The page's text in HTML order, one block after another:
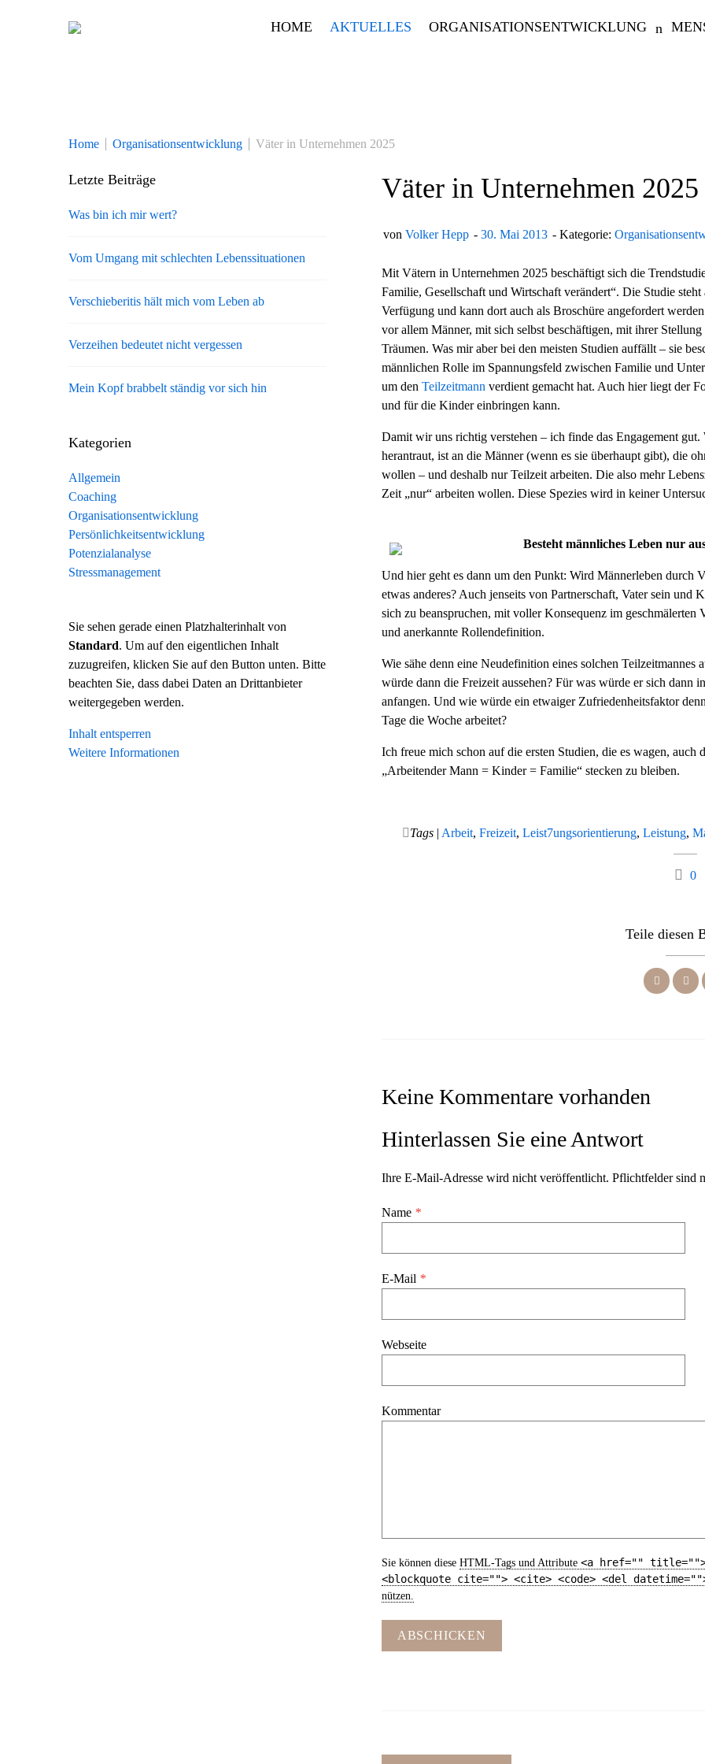
HOME AKTUELLES ORGANISATIONSENTWICKLUNG
Home Organisationsentwicklung Väter in Unternehmen 2025
Väter in Unternehmen 2025
von Volker Hepp 30. Mai 2013 Kategorie:
Mit Vätern in Unternehmen 2025 beschäftigt sich die
Familie, Gesellschaft und Wirtschaft verändert“. Die Studie
Verfügung und kann dort auch als Broschüre angefordert
vor allem Männer, mit sich selbst beschäftigen, mit ihrer
Träumen. Was mir aber bei den meisten Studien auffällt – sie
männlichen Rolle im Spannungsfeld zwischen Familie und
um den Teilzeitmann verdient gemacht hat. Auch hier liegt der
und für die Kinder einbringen kann.
Damit wir uns richtig verstehen – ich finde das Engagement
herantraut, ist an die Männer (wenn es sie überhaupt gibt), die
wollen – und deshalb nur Teilzeit arbeiten. Die also mehr
Zeit „nur“ arbeiten wollen. Diese Spezies wird in keiner
Besteht männliches Leben nur
Und hier geht es dann um den Punkt: Wird Männerleben durch
etwas anderes? Auch jenseits von Partnerschaft, Vater sein
sich zu beanspruchen, mit voller Konsequenz im
und anerkannte Rollendefinition.
Wie sähe denn eine Neudefinition eines solchen
würde dann die Freizeit aussehen? Für was würde er sich dann
anfangen. Und wie würde ein etwaiger Zufriedenheitsfaktor
Tage die Woche arbeitet?
Ich freue mich schon auf die ersten Studien, die es wagen, auch
„Arbeitender Mann = Kinder = Familie“ stecken zu bleiben.
Tags | Arbeit,Freizeit,Leist7ungsorientierung,Leistung,
0
Teile diesen
Keine Kommentare vorhanden
Hinterlassen Sie eine Antwort
Ihre E-Mail-Adresse wird nicht veröffentlicht. Pflichtfelder sind
Name *
E-Mail *
Webseite
Kommentar
Sie können diese HTML-Tags und Attribute <a href=""
<blockquote cite=""> <cite> <code> <del
nützen.
ABSCHICKEN
Letzte Beiträge
Was bin ich mir wert?
Vom Umgang mit schlechten Lebenssituationen
Verschieberitis hält mich vom Leben ab
Verzeihen bedeutet nicht vergessen
Mein Kopf brabbelt ständig vor sich hin
Kategorien
Allgemein
Coaching
Organisationsentwicklung
Persönlichkeitsentwicklung
Potenzialanalyse
Stressmanagement
Sie sehen gerade einen Platzhalterinhalt von
Standard. Um auf den eigentlichen Inhalt
zuzugreifen, klicken Sie auf den Button unten. Bitte
beachten Sie, dass dabei Daten an Drittanbieter
weitergegeben werden.
Inhalt entsperren
Weitere Informationen